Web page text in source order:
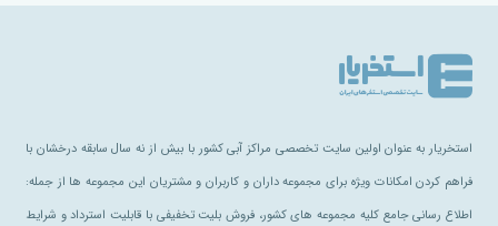
استخریار به عنوان اولین سایت تخصصی مراکز آبی کشور با بیش از نه سال سابقه درخشان با
فراهم کردن امکانات ویژه برای مجموعه داران و کاربران و مشتریان این مجموعه ها از جمله:
اطلاع رسانی جامع کلیه مجموعه های کشور، فروش بلیت تخفیفی با قابلیت استرداد و شرایط